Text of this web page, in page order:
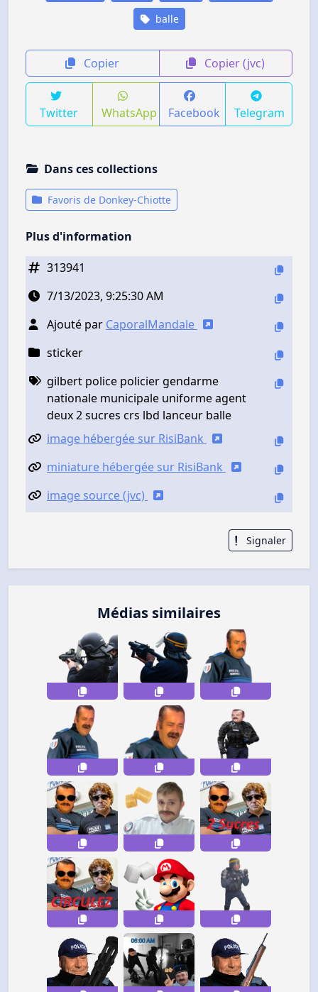
balle
Copier Copier (jvc)
Twitter WhatsApp Facebook Telegram
Dans ces collections
Favoris de Donkey-Chiotte
Plus d'information
313941
7/13/2023, 9:25:30 AM
Ajouté par CaporalMandale
sticker
gilbert police policier gendarme
nationale municipale uniforme agent
deux 2 sucres crs lbd lanceur balle
image hébergée sur RisiBank
miniature hébergée sur RisiBank
image source (jvc)
Signaler
Médias similaires